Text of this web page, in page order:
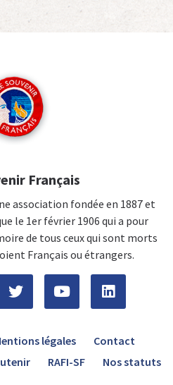
Français
association fondée en 1887 et
le 1er février 1906 qui a pour
de tous ceux qui sont morts
Français ou étrangers.
légales
Contact
RAFI-SF Nos statuts